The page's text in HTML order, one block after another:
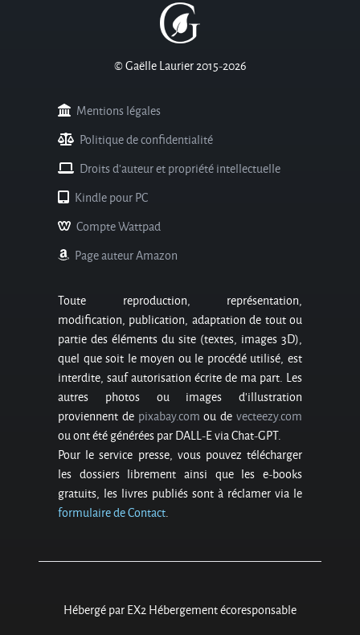
© Gaëlle Laurier 2015-2026
Mentions légales
Politique de confidentialité
Droits d'auteur et propriété intellectuelle
Kindle pour PC
Compte Wattpad
Page auteur Amazon
Toute reproduction, représentation,
modification, publication, adaptation de tout ou
partie des éléments du site (textes, images 3D),
quel que soit le moyen ou le procédé utilisé, est
interdite, sauf autorisation écrite de ma part. Les
autres photos ou images d’illustration
proviennent de pixabay.com ou devecteezy.com
ou ont été générées par DALL-E via Chat-GPT.
Pour le service presse, vous pouvez télécharger
les dossiers librement ainsi que les e-books
gratuits, les livres publiés sont à réclamer via le
formulaire de Contact.
Hébergé par EX2 Hébergement écoresponsable